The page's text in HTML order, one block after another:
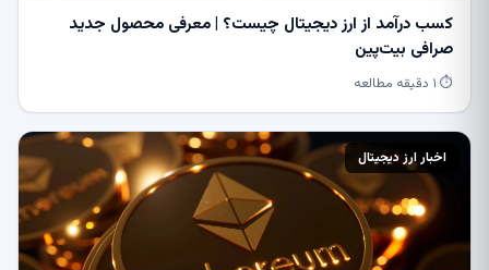
کسب درآمد از ارز دیجیتال چیست؟ | معرفی محصول جدید
صرافی بیت‌پین
⏱ ۱ دقیقه مطالعه
اخبار ارز دیجیتال